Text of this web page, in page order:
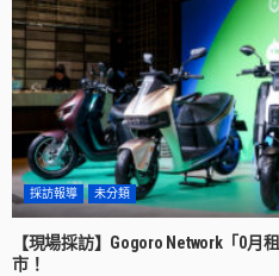
採訪報導 未分類
【現場採訪】Gogoro Network「0
市！